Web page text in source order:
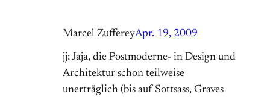
Marcel ZuffereyApr. 19, 2009
jj: Jaja, die Postmoderne- in Design und
Architektur schon teilweise
unerträglich (bis auf Sottsass, Graves